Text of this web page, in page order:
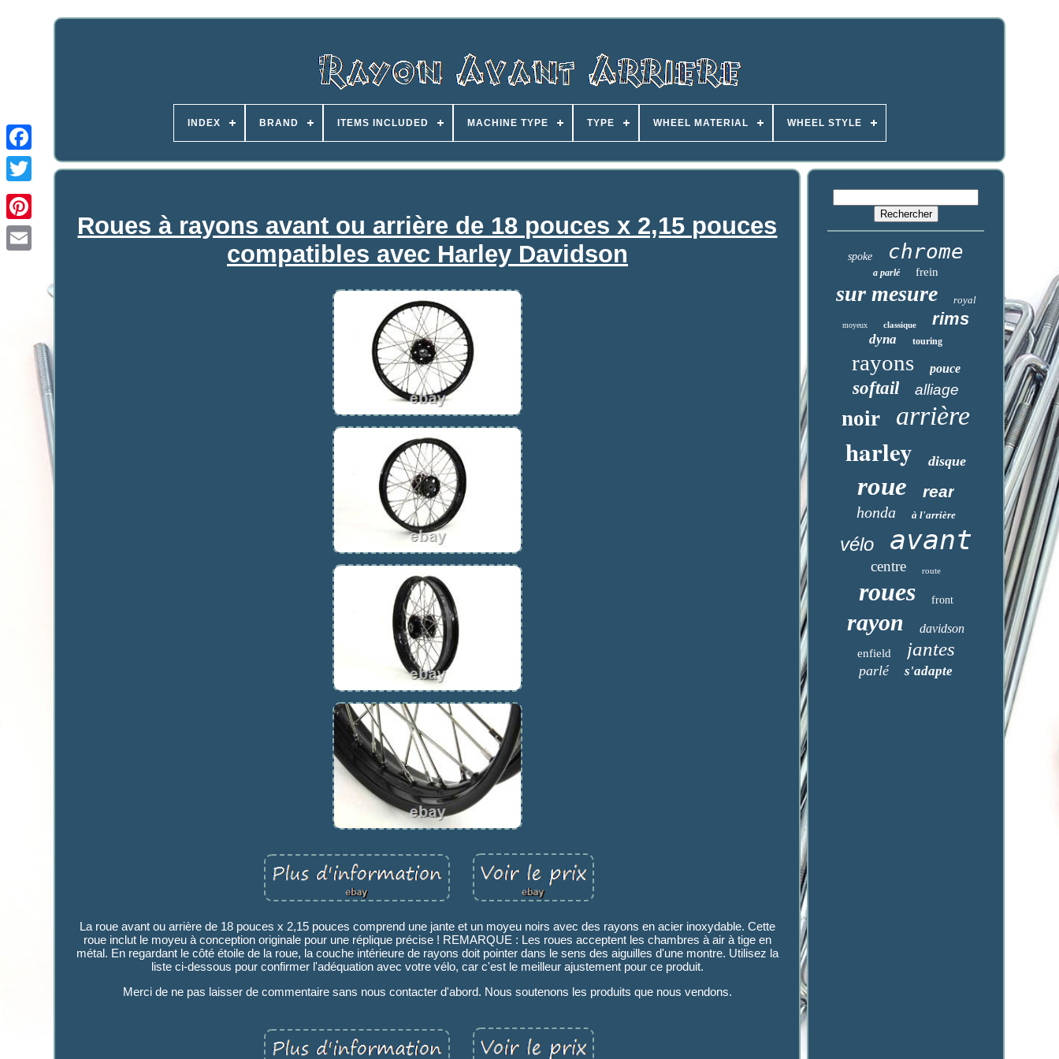
INDEX BRAND ITEMS INCLUDED MACHINE TYPE TYPE WHEEL MATERIAL WHEEL STYLE
Roues à rayons avant ou arrière de 18 pouces x 2,15 pouces
compatibles avec Harley Davidson
La roue avant ou arrière de 18 pouces x 2,15 pouces comprend une jante et un moyeu noirs avec des rayons en acier inoxydable. Cette
roue inclut le moyeu à conception originale pour une réplique précise ! REMARQUE : Les roues acceptent les chambres à air à tige en
métal. En regardant le côté étoile de la roue, la couche intérieure de rayons doit pointer dans le sens des aiguilles d'une montre. Utilisez la
liste ci-dessous pour confirmer l'adéquation avec votre vélo, car c'est le meilleur ajustement pour ce produit.
Merci de ne pas laisser de commentaire sans nous contacter d'abord. Nous soutenons les produits que nous vendons.
spoke chrome
a parlé frein
sur mesure royal
moyeux classique rims
dyna touring
rayons pouce
softail alliage
noir arrière
harley disque
roue rear
honda à l'arrière
vélo avant
centre route
roues front
rayon davidson
enfield jantes
parlé s'adapte